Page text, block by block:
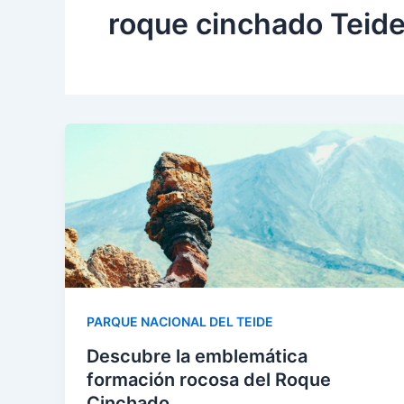
roque cinchado
PARQUE NACIONAL DEL TEIDE
Descubre la emblemática
formación rocosa del Roque